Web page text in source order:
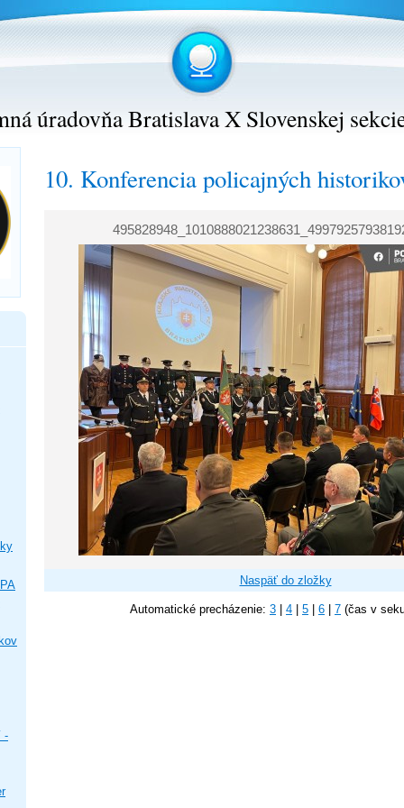
úradovňa Bratislava X Slovenskej
10. Konferencia policajných
Naspäť do zložky
Automatické precházenie: 3 4 5 6 7 (čas v
-